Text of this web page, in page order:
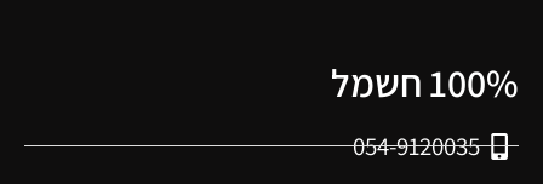
100% חשמל
054-9120035